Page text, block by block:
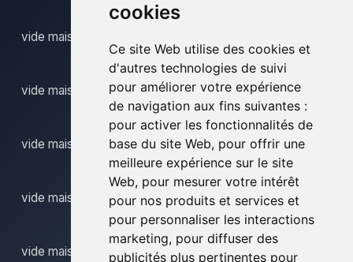
cookies
Ce site Web utilise des cookies et
d'autres technologies de suivi
pour améliorer votre expérience
de navigation aux fins suivantes :
pour activer les fonctionnalités de
base du site Web, pour offrir une
meilleure expérience sur le site
Web, pour mesurer votre intérêt
pour nos produits et services et
pour personnaliser les interactions
marketing, pour diffuser des
publicités plus pertinentes pour
vide maison jumet
vide maison marcinelle
vide maison momignies
vide maison monceau sur sambre
vide maison montigny le tilleul